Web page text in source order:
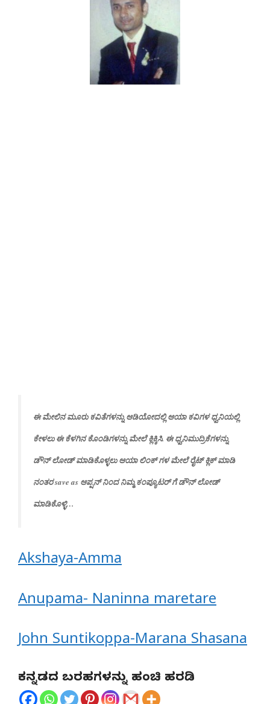
ಈ ಮೇಲಿನ ಮೂರು ಕವಿತೆಗಳನ್ನು ಆಡಿಯೋದಲ್ಲಿ ಆಯಾ ಕವಿಗಳ ಧ್ವನಿಯಲ್ಲಿ
ಕೇಳಲು ಈ ಕೆಳಗಿನ ಕೊಂಡಿಗಳನ್ನು ಮೇಲೆ ಕ್ಲಿಕ್ಕಿಸಿ. ಈ ಧ್ವನಿಮುದ್ರಿಕೆಗಳನ್ನು
ಡೌನ್ ಲೋಡ್ ಮಾಡಿಕೊಳ್ಳಲು ಆಯಾ ಲಿಂಕ್ ಗಳ ಮೇಲೆ ರೈಟ್ ಕ್ಲಿಕ್ ಮಾಡಿ
ನಂತರ save as ಆಪ್ಷನ್ ನಿಂದ ನಿಮ್ಮ ಕಂಪ್ಯೂಟರ್ ಗೆ ಡೌನ್ ಲೋಡ್
ಮಾಡಿಕೊಳ್ಳಿ…
Akshaya-Amma
Anupama- Naninna maretare
John Suntikoppa-Marana Shasana
ಕನ್ನಡದ ಬರಹಗಳನ್ನು ಹಂಚಿ ಹರಡಿ